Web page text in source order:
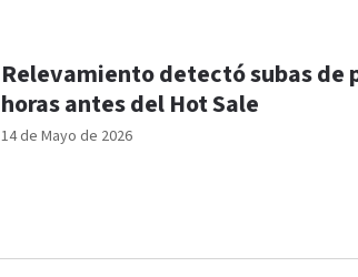
14 de Mayo de 2026
Relevamiento detectó subas de
horas antes del Hot Sale